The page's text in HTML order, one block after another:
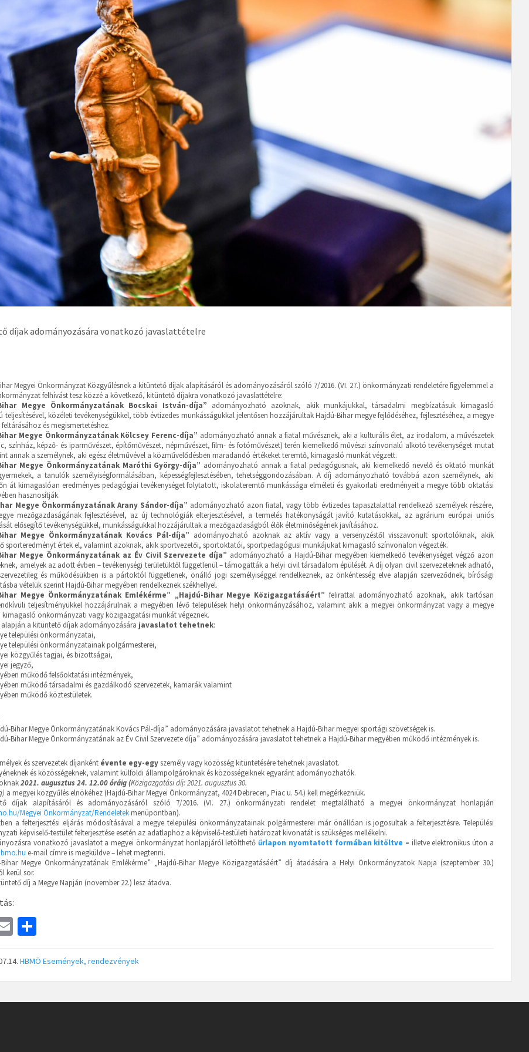
díjak adományozására vonatkozó javaslattételre
Megyei Önkormányzat Közgyűlésnek a kitüntető díjak alapításáról és adományozásáról szóló 7/2016. (VI. 27.) önkormányzati rendeletére figyelemmel a
felhívást tesz közzé a következő, kitüntető díjakra vonatkozó javaslattételre:
Megye Önkormányzatának Bocskai István-díja” adományozható azoknak, akik munkájukkal, társadalmi megbízatásuk kimagasló
teljesítésével, közéleti tevékenységükkel, több évtizedes munkásságukkal jelentősen hozzájárultak Hajdú-Bihar megye fejlődéséhez, fejlesztéséhez, a megye
feltárásához és megismertetéshez.
Megye Önkormányzatának Kölcsey Ferenc-díja” adományozható annak a fiatal művésznek, aki a kulturális élet, az irodalom, a művészetek
színház, képző- és iparművészet, építőművészet, népművészet, film- és fotóművészet) terén kiemelkedő művészi színvonalú alkotó tevékenységet mutat
annak a személynek, aki egész életművével a közművelődésben maradandó értékeket teremtő, kimagasló munkát végzett.
Megye Önkormányzatának Maróthi György-díja” adományozható annak a fiatal pedagógusnak, aki kiemelkedő nevelő és oktató munkát
a tanulók személyiségformálásában, képességfejlesztésében, tehetséggondozásában. A díj adományozható továbbá azon személynek, aki
át kimagaslóan eredményes pedagógiai tevékenységet folytatott, iskolateremtő munkássága elméleti és gyakorlati eredményeit a megye több oktatási
hasznosítják.
Megye Önkormányzatának Arany Sándor-díja” adományozható azon fiatal, vagy több évtizedes tapasztalattal rendelkező személyek részére,
mezőgazdaságának fejlesztésével, az új technológiák elterjesztésével, a termelés hatékonyságát javító kutatásokkal, az agrárium európai uniós
elősegítő tevékenységükkel, munkásságukkal hozzájárultak a mezőgazdaságból élők életminőségének javításához.
Megye Önkormányzatának Kovács Pál-díja” adományozható azoknak az aktív vagy a versenyzéstől visszavonult sportolóknak, akik
sporteredményt értek el, valamint azoknak, akik sportvezetői, sportoktatói, sportpedagógusi munkájukat kimagasló színvonalon végezték.
Megye Önkormányzatának az Év Civil Szervezete díja” adományozható a Hajdú-Bihar megyében kiemelkedő tevékenységet végző azon
amelyek az adott évben – tevékenységi területüktől függetlenül – támogatták a helyi civil társadalom épülését. A díj olyan civil szervezeteknek adható,
és működésükben is a pártoktól függetlenek, önálló jogi személyiséggel rendelkeznek, az önkéntesség elve alapján szerveződnek, bírósági
vételük szerint Hajdú-Bihar megyében rendelkeznek székhellyel.
Megye Önkormányzatának Emlékérme” „Hajdú-Bihar Megye Közigazgatásáért” felirattal adományozható azoknak, akik tartósan
teljesítményükkel hozzájárulnak a megyében lévő települések helyi önkormányzásához, valamint akik a megyei önkormányzat vagy a megye
kimagasló önkormányzati vagy közigazgatási munkát végeznek.
alapján a kitüntető díjak adományozására javaslatot tehetnek:
települési önkormányzatai,
települési önkormányzatainak polgármesterei,
közgyűlés tagjai, és bizottságai,
jegyző,
működő felsőoktatási intézmények,
működő társadalmi és gazdálkodó szervezetek, kamarák valamint
működő köztestületek.
Bihar Megye Önkormányzatának Kovács Pál-díja” adományozására javaslatot tehetnek a Hajdú-Bihar megyei sportági szövetségek is.
Bihar Megye Önkormányzatának az Év Civil Szervezete díja” adományozására javaslatot tehetnek a Hajdú-Bihar megyében működő intézmények is.
és szervezetek díjanként évente egy-egyszemély vagy közösség kitüntetésére tehetnek javaslatot.
és közösségeknek, valamint külföldi állampolgároknak és közösségeiknek egyaránt adományozhatók.
2021. augusztus 24. 12.00 óráig (Közigazgatási díj: 2021. augusztus 30.
a megyei közgyűlés elnökéhez (Hajdú-Bihar Megyei Önkormányzat, 4024 Debrecen, Piac u. 54.) kell megérkezniük.
díjak alapításáról és adományozásáról szóló 7/2016. (VI. 27.) önkormányzati rendelet megtalálható a megyei önkormányzat honlapján
Megyei Önkormányzat/Rendeletek menüpontban).
a felterjesztési eljárás módosításával a megye települési önkormányzatainak polgármesterei már önállóan is jogosultak a felterjesztésre. Települési
képviselő-testület felterjesztése esetén az adatlaphoz a képviselő-testületi határozat kivonatát is szükséges mellékelni.
vonatkozó javaslatot a megyei önkormányzat honlapjáról letölthetőűrlapon nyomtatott formában kitöltve – illetve elektronikus úton a
e-mail címre is megküldve – lehet megtenni.
Megye Önkormányzatának Emlékérme” „Hajdú-Bihar Megye Közigazgatásáért” díj átadására a Helyi Önkormányzatok Napja (szeptember 30.)
kerül sor.
díj a Megye Napján (november 22.) lesz átadva.
E
ai
l
ar
e
HBMÖ Események, rendezvények